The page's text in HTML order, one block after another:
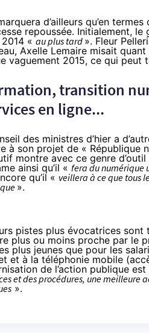
d’ailleurs qu’en
repoussée. Initialement,
«au plus tard ». Fleur
Axelle Lemaire misait quant
vaguement 2015, ce qui peut
transition
en ligne...
des ministres d’hier a
à son projet de « République
montre avec ce genre
ainsi qu’il « fera du numérique
qu’il « veillera à ce que tous
».
pistes plus évocatrices
plus ou moins proche par le
plus jeunes que pour les
et à la téléphonie mobile
de l’action publique
et des procédures, une meilleure
».